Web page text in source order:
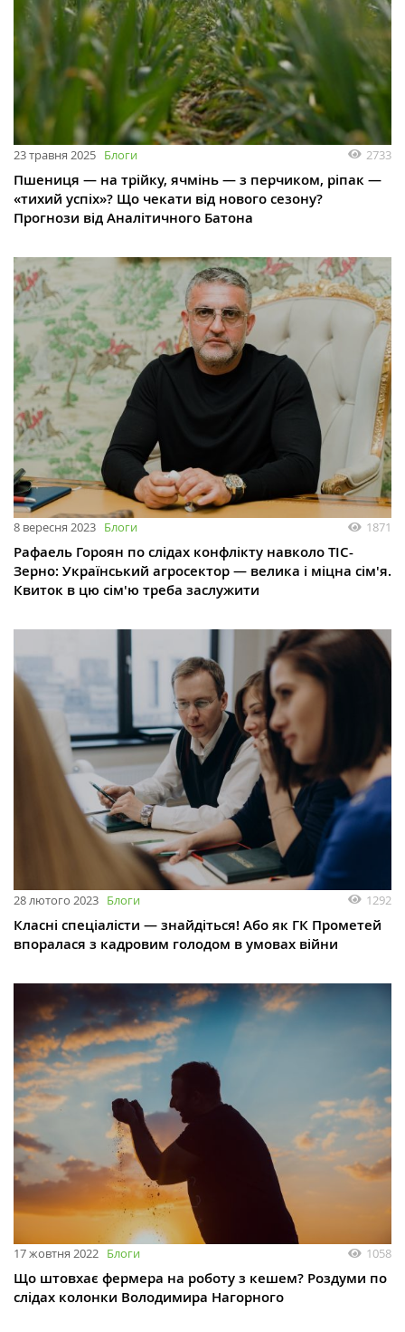
23 травня 2025 Блоги 2733
Пшениця — на трійку, ячмінь — з перчиком, ріпак —
«тихий успіх»? Що чекати від нового сезону?
Прогнози від Аналітичного Батона
8 вересня 2023 Блоги 1871
Рафаель Гороян по слідах конфлікту навколо ТІС-
Зерно: Український агросектор — велика і міцна сім'я.
Квиток в цю сім'ю треба заслужити
28 лютого 2023 Блоги 1292
Класні спеціалісти — знайдіться! Або як ГК Прометей
впоралася з кадровим голодом в умовах війни
17 жовтня 2022 Блоги 1058
Що штовхає фермера на роботу з кешем? Роздуми по
слідах колонки Володимира Нагорного